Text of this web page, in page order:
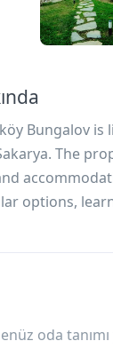
Bungalov
The
options,
oda tanımı